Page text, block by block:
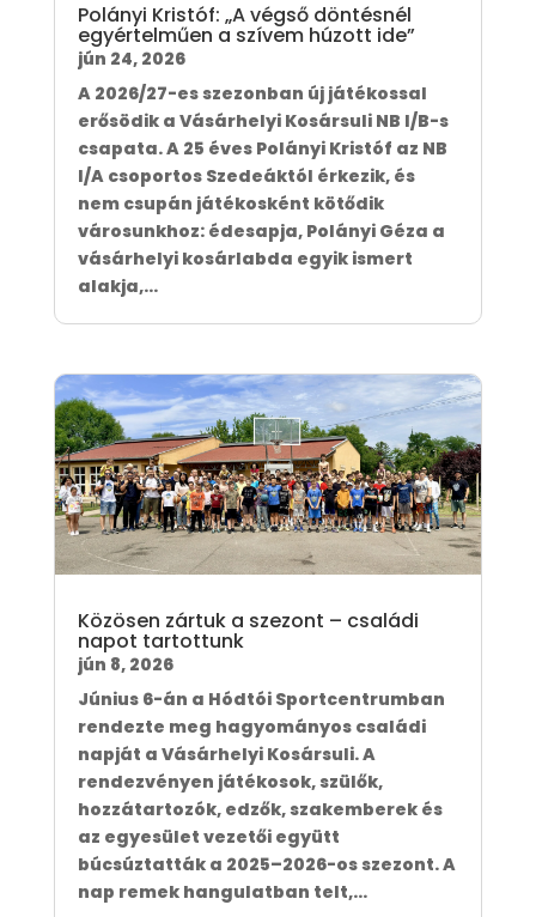
Polányi Kristóf: „A végső döntésnél
egyértelműen a szívem húzott ide”
jún 24, 2026
A 2026/27-es szezonban új játékossal
erősödik a Vásárhelyi Kosársuli NB I/B-s
csapata. A 25 éves Polányi Kristóf az NB
I/A csoportos Szedeáktól érkezik, és
nem csupán játékosként kötődik
városunkhoz: édesapja, Polányi Géza a
vásárhelyi kosárlabda egyik ismert
alakja,...
Közösen zártuk a szezont – családi
napot tartottunk
jún 8, 2026
Június 6-án a Hódtói Sportcentrumban
rendezte meg hagyományos családi
napját a Vásárhelyi Kosársuli. A
rendezvényen játékosok, szülők,
hozzátartozók, edzők, szakemberek és
az egyesület vezetői együtt
búcsúztatták a 2025–2026-os szezont. A
nap remek hangulatban telt,...